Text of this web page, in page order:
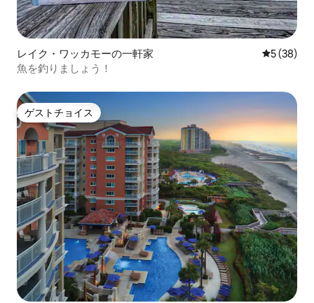
レイク・ワッカモーの一軒家 レビュー
5 (38)
魚を釣りましょう！
ゲストチョイス
ゲストチョイス